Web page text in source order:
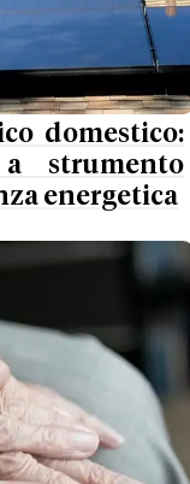
domestico:
strumento
energetica